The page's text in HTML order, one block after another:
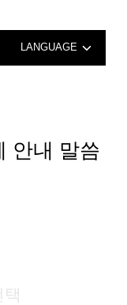
LANGUAGE
文（簡体字）
안내 말씀